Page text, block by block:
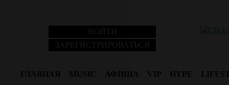
ВОЙТИ
ЗАРЕГИСТРИРОВАТЬСЯ
ГЛАВНАЯ MUSIC АФИША VIP HYPE